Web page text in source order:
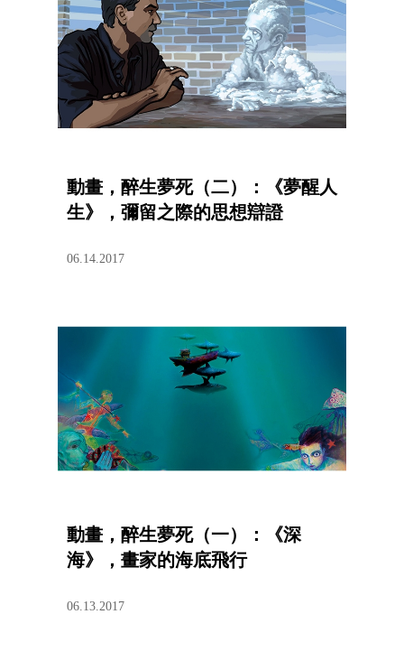
動畫，醉生夢死（二）：《夢醒人
生》，彌留之際的思想辯證
06.14.2017
動畫，醉生夢死（一）：《深
海》，畫家的海底飛行
06.13.2017